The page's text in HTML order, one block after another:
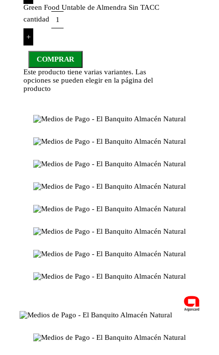
Green Food Untable de Almendra Sin TACC
cantidad
+
COMPRAR
Este producto tiene varias variantes. Las
opciones se pueden elegir en la página del
producto